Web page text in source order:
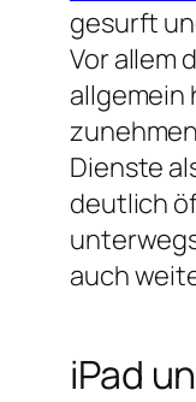
gesurft
Vor allem
allgemein
Dienste
deutlich
auch
iPad